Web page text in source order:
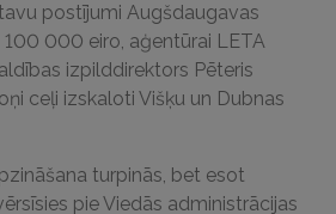
postījumi Augšdaugavas
000 eiro, aģentūrai LETA
izpilddirektors Pēteris
ceļi izskaloti Višķu un Dubnas
turpinās, bet esot
pie Viedās administrācijas